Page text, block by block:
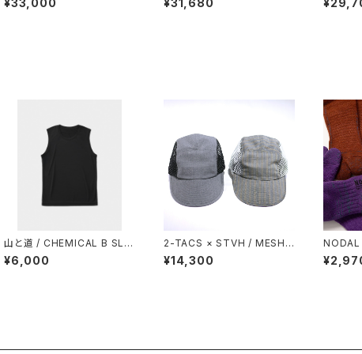
¥33,000 ¥31,680
山と道 / CHEMICAL B SLE
EVELESS（MEN）
¥6,000
2-TACS × STVH / MESH
JET CAP
¥14,300
KS